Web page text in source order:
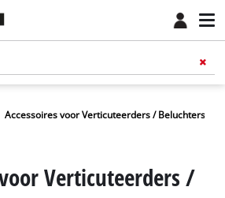
Accessoires voor Verticuteerders / Beluchters
Verticuteerders /